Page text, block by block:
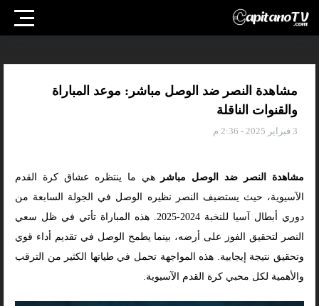
مشاهدة النصر ضد الوصل مباشر: موعد المباراة
والقنوات الناقلة
3 فبراير 2025 - 2:36 م
مشاهدة النصر ضد الوصل مباشر
هي ما ينتظره عشاق كرة القدم
الآسيوية، حيث يستضيف النصر نظيره الوصل في الجولة السابعة من
دوري أبطال آسيا للنخبة 2024-2025. هذه المباراة تأتي في ظل سعي
النصر لتحقيق الفوز على أرضه، بينما يطمح الوصل في تقديم أداء قوي
وتحقيق نتيجة إيجابية. هذه المواجهة تحمل في طياتها الكثير من الترقب
والأهمية لكل محبي كرة القدم الآسيوية.